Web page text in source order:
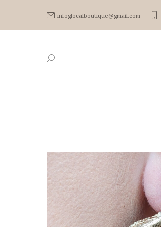
infoglocalboutique@gmail.com